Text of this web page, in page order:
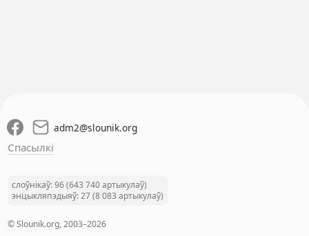
adm2@slounik.org
Спасылкі
слоўнікаў: 96 (643 740 артыкулаў)
энцыкляпэдыяў: 27 (8 083 артыкулаў)
© Slounik.org, 2003–2026